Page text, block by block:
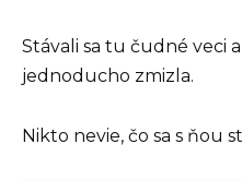
Stávali sa tu čudné veci
jednoducho zmizla.
Nikto nevie, čo sa s ňou